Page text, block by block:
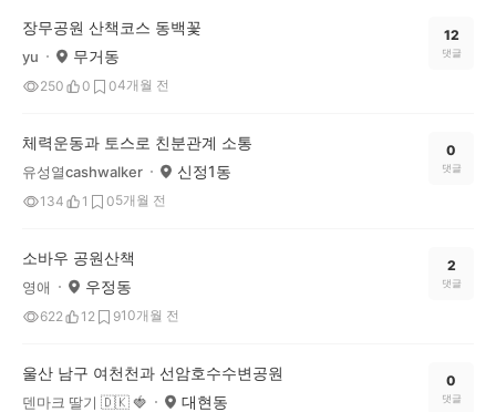
장무공원 산책코스 동백꽃
yu 무거동
250 0 04개월 전
12
댓글
체력운동과 토스로 친분관계 소통
유성열cashwalker 신정1동
134 1 05개월 전
0
댓글
소바우 공원산책
영애 우정동
622 12 910개월 전
2
댓글
울산 남구 여천천과 선암호수수변공원
덴마크 딸기 🇩🇰 🍓 대현동
0
댓글